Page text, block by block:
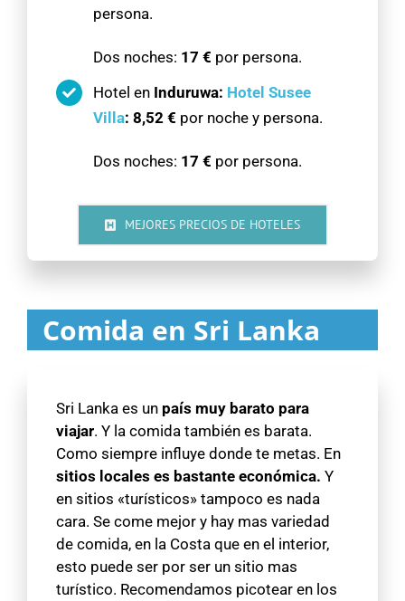
persona.
Dos noches: 17 € por persona.
Hotel enInduruwa: Hotel Susee
Villa: 8,52 € por noche y persona.
Dos noches: 17 € por persona.
MEJORES PRECIOS DE HOTELES
Comida en Sri Lanka
Sri Lanka es un país muy barato para
viajar. Y la comida también es barata.
Como siempre influye donde te metas. En
sitios locales es bastante económica. Y
en sitios «turísticos» tampoco es nada
cara. Se come mejor y hay mas variedad
de comida, en la Costa que en el interior,
esto puede ser por ser un sitio mas
turístico. Recomendamos picotear en los